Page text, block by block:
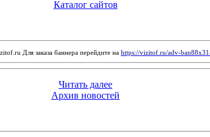
Каталог сайтов
Для заказа баннера перейдите на https://vizitof.ru/adv-
Читать далее
Архив новостей